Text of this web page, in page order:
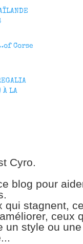
Corse
À LA
Cyro.
blog pour
qui stagnent,
ceux
un style ou une